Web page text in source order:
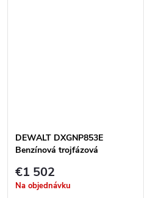
DEWALT DXGNP853E
Benzínová trojfázová
€1 502
Na objednávku